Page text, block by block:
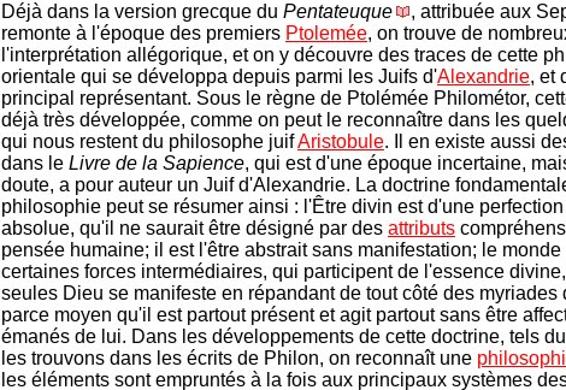
Déjà dans la version grecque du Pentateuque
, attribuée aux
remonte à l'époque des premiers Ptolemée, on trouve de
l'interprétation allégorique, et on y découvre des traces de cette
orientale qui se développa depuis parmi les Juifs d'Alexandrie, et
principal représentant. Sous le règne de Ptolémée Philométor,
déjà très développée, comme on peut le reconnaître dans les
qui nous restent du philosophe juifAristobule. Il en existe aussi
dans le Livre de la Sapience, qui est d'une époque incertaine,
doute, a pour auteur un Juif d'Alexandrie. La doctrine
philosophie peut se résumer ainsi : l'Être divin est d'une
absolue, qu'il ne saurait être désigné par des attributs
pensée humaine; il est l'être abstrait sans manifestation; le
certaines forces intermédiaires, qui participent de l'essence
seules Dieu se manifeste en répandant de tout côté des myriades
parce moyen qu'il est partout présent et agit partout sans être
émanés de lui. Dans les développements de cette doctrine, tels
les trouvons dans les écrits de Philon, on reconnaît une
les éléments sont empruntés à la fois aux principaux systèmes